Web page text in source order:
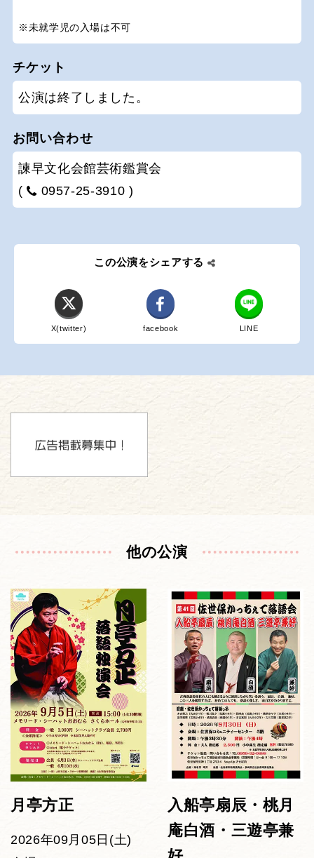
※未就学児の入場は不可
チケット
公演は終了しました。
お問い合わせ
諫早文化会館芸術鑑賞会
(
0957-25-3910 )
この公演をシェアする
X(twitter) facebook LINE
他の公演
月亭方正
2026年09月05日(土)
入船亭扇辰・桃月
庵白酒・三遊亭兼